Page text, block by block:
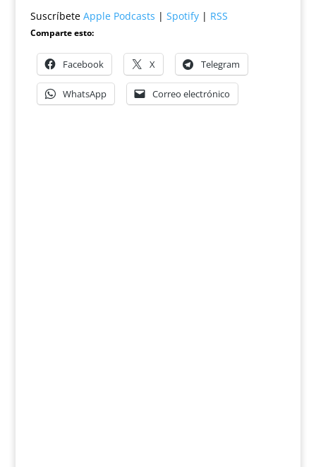
Suscríbete Apple Podcasts | Spotify| RSS
Comparte esto:
Facebook X Telegram
WhatsApp Correo electrónico